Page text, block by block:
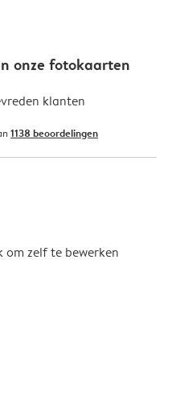
onze fotokaarten
klanten
1138 beoordelingen
om zelf te bewerken